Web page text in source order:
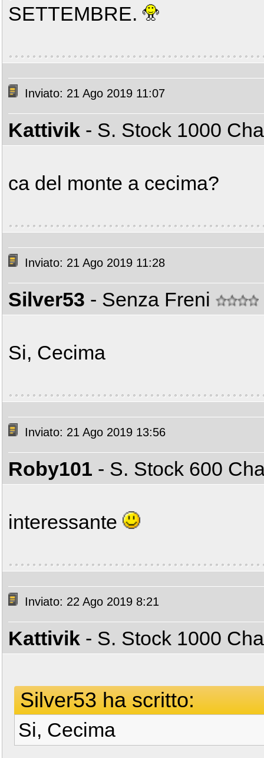
SETTEMBRE.
Inviato: 21 Ago 2019 11:07
Kattivik - S. Stock 1000
ca del monte a cecima?
Inviato: 21 Ago 2019 11:28
Silver53 - Senza Freni
Si, Cecima
Inviato: 21 Ago 2019 13:56
Roby101 - S. Stock 600
interessante
Inviato: 22 Ago 2019 8:21
Kattivik - S. Stock 1000
Silver53 ha scritto:
Si, Cecima